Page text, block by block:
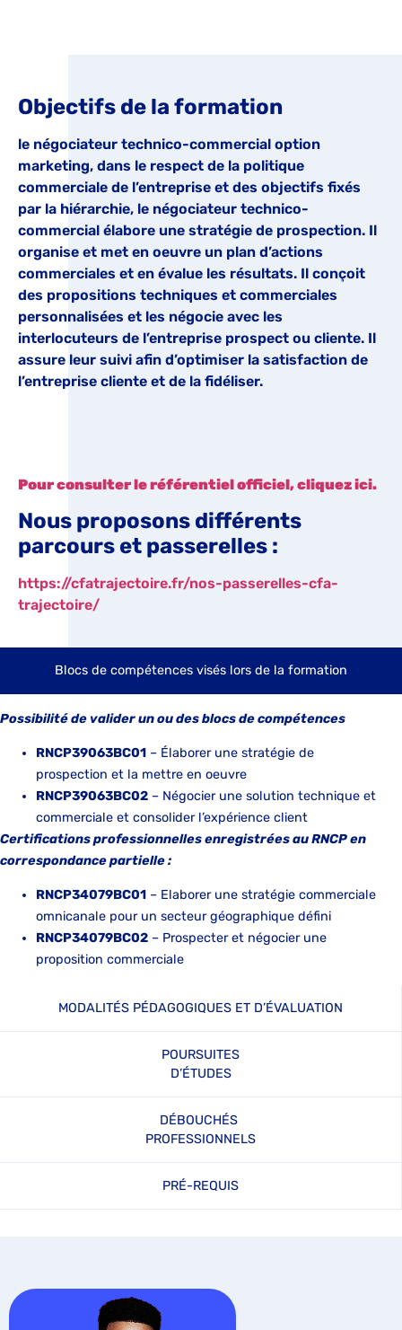
Objectifs de la formation
le négociateur technico-commercial option
marketing, dans le respect de la politique
commerciale de l’entreprise et des objectifs fixés
par la hiérarchie, le négociateur technico-
commercial élabore une stratégie de prospection. Il
organise et met en oeuvre un plan d’actions
commerciales et en évalue les résultats. Il conçoit
des propositions techniques et commerciales
personnalisées et les négocie avec les
interlocuteurs de l’entreprise prospect ou cliente. Il
assure leur suivi afin d’optimiser la satisfaction de
l’entreprise cliente et de la fidéliser.
Pour consulter le référentiel officiel, cliquez ici.
Nous proposons différents
parcours et passerelles :
https://cfatrajectoire.fr/nos-passerelles-cfa-
trajectoire/
Blocs de compétences visés lors de la formation
MODALITÉS PÉDAGOGIQUES ET D’ÉVALUATION
POURSUITES
D’ÉTUDES
DÉBOUCHÉS
PROFESSIONNELS
PRÉ-REQUIS
Possibilité de valider un ou des blocs de compétences
RNCP39063BC01 – Élaborer une stratégie de
prospection et la mettre en oeuvre
RNCP39063BC02 – Négocier une solution technique et
commerciale et consolider l’expérience client
Certifications professionnelles enregistrées au RNCP en
correspondance partielle :
RNCP34079BC01 – Elaborer une stratégie commerciale
omnicanale pour un secteur géographique défini
RNCP34079BC02 – Prospecter et négocier une
proposition commerciale